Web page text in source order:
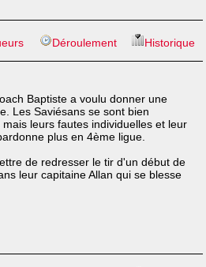
Déroulement Historique
Baptiste a voulu donner une
Les Saviésans se sont bien
leurs fautes individuelles et leur
plus en 4ème ligue.
de redresser le tir d'un début de
leur capitaine Allan qui se blesse